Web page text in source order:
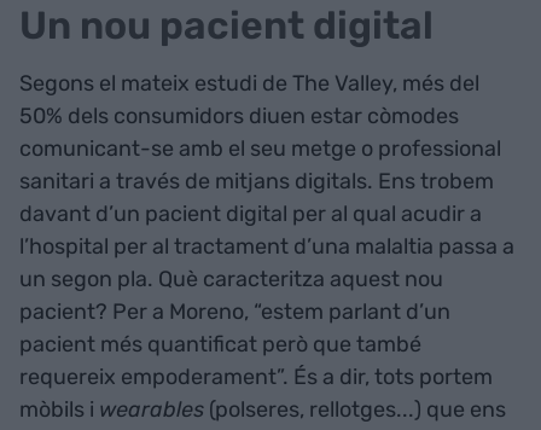
Un nou pacient digital
Segons el mateix estudi de The Valley, més del
50% dels consumidors diuen estar còmodes
comunicant-se amb el seu metge o professional
sanitari a través de mitjans digitals. Ens trobem
davant d’un pacient digital per al qual acudir a
l’hospital per al tractament d’una malaltia passa a
un segon pla. Què caracteritza aquest nou
pacient? Per a Moreno, “estem parlant d’un
pacient més quantificat però que també
requereix empoderament”. És a dir, tots portem
mòbils i wearables (polseres, rellotges...) que ens